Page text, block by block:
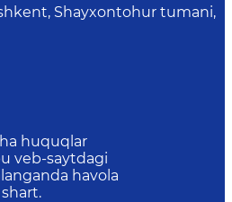
Shayxontohur tumani,
huquqlar
veb-saytdagi
havola
shart.